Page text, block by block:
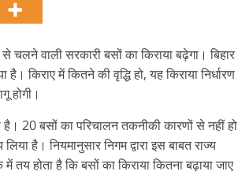
चलने वाली सरकारी बसों का किराया बढ़ेगा। बिहार
किराए में कितने की वृद्धि हो, यह किराया निर्धारण
होगी।
20 बसों का परिचालन तकनीकी कारणों से नहीं हो
है। नियमानुसार निगम द्वारा इस बाबत राज्य
तय होता है कि बसों का किराया कितना बढ़ाया जाए